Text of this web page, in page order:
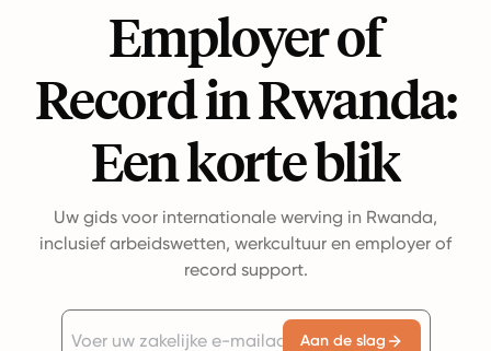
Employer of
Record in Rwanda:
Een korte blik
Uw gids voor internationale werving in Rwanda,
inclusief arbeidswetten, werkcultuur en employer of
record support.
Aan de slag